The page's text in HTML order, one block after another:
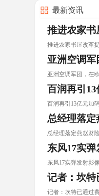
最新资讯
推进农家书
推进农家书屋改革
亚洲空调
亚洲空调军团，在
百润再引
百润再引13亿元加
总经理落
总经理落定燕赵财
东风17实
东风17实弹发射影
记者：坎特
记者：坎特已通过